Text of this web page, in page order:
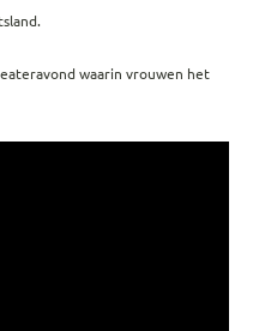
waarin vrouwen het